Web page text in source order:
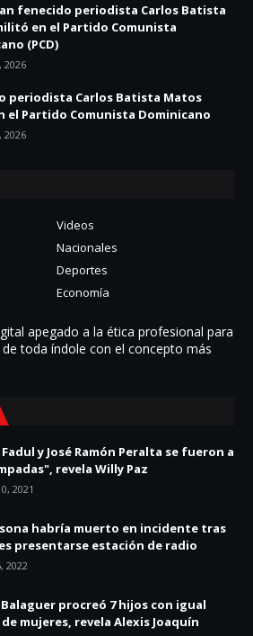
fenecido periodista Carlos Batista
en el Partido Comunista
(PCD)
2026
periodista Carlos Batista Matos
el Partido Comunista Dominicano
2026
Videos
Nacionales
Deportes
Economía
apegado a la ética profesional para
toda í­ndole con el concepto más
y José Ramón Peralta se fueron a
revela Willy Paz
2021
habría muerto en incidente tras
presentarse estación de radio
2022
procreó 7 hijos con igual
mujeres, revela Alexis Joaquín